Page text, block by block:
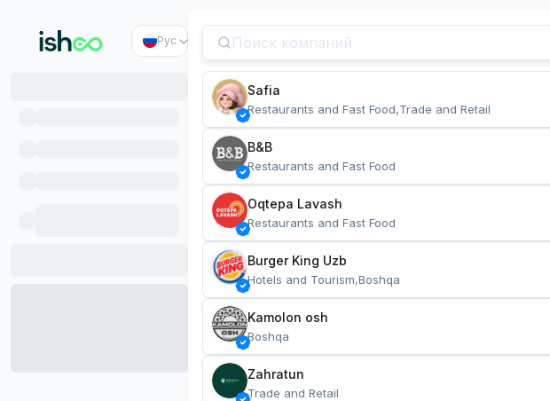
Рус
Safia
Restaurants and Fast Food,Trade and Retail
B&B
Restaurants and Fast Food
Oqtepa Lavash
Restaurants and Fast Food
Burger King Uzb
Hotels and Tourism,Boshqa
Kamolon osh
Boshqa
Zahratun
Trade and Retail